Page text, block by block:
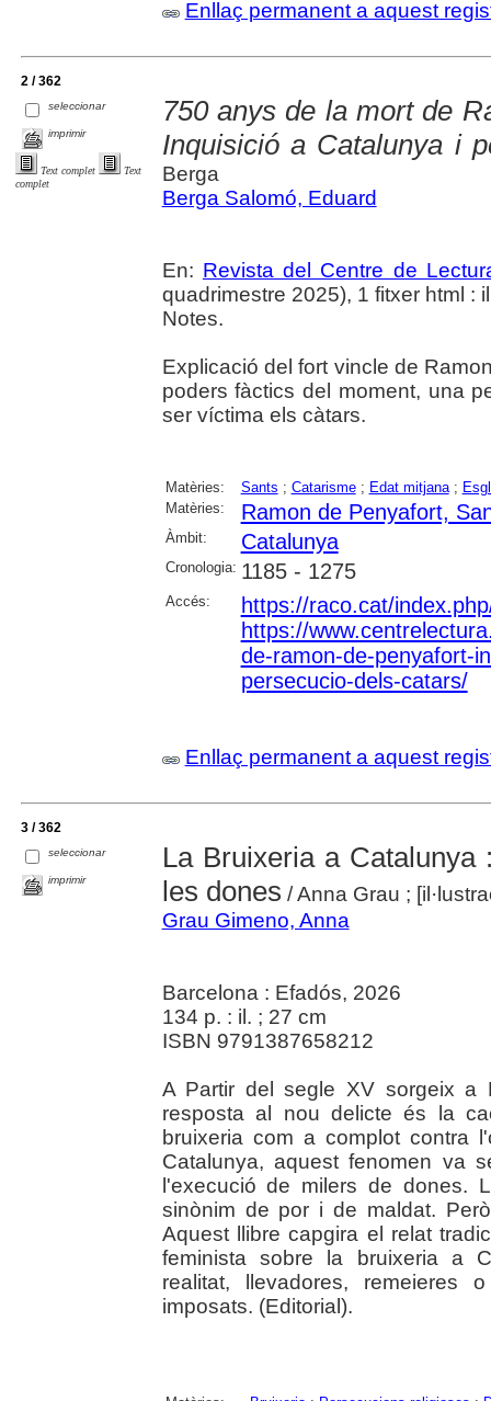
Enllaç permanent a aquest
2 / 362
seleccionar
imprimir
Text complet
Text
complet
750 anys de la mort de
Inquisició a Catalunya i
Berga
Berga Salomó, Eduard
En: Revista del Centre de
quadrimestre 2025), 1 fitxer html :
Notes.
Explicació del fort vincle de
poders fàctics del moment, una
ser víctima els càtars.
Matèries: Sants ; Catarisme; Edat mitjana;
Matèries:
Ramon de Penyafort,
Àmbit: Catalunya
Cronologia: 1185 - 1275
Accés:
https://raco.cat/
https://
de-ramon-de-penyafort-
persecucio-dels-catars/
Enllaç permanent a aquest
3 / 362
seleccionar
imprimir
La Bruixeria a
les dones / Anna Grau ;
Grau Gimeno, Anna
Barcelona : Efadós, 2026
134 p. : il. ; 27 cm
ISBN 9791387658212
A Partir del segle XV sorgeix a
resposta al nou delicte és la
bruixeria com a complot contra
Catalunya, aquest fenomen va
l'execució de milers de dones.
sinònim de por i de maldat.
Aquest llibre capgira el relat
feminista sobre la bruixeria a
realitat, llevadores, remeieres
imposats. (Editorial).